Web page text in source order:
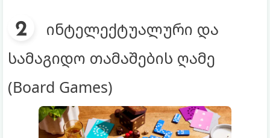
ინტელექტუალური და
სამაგიდო თამაშების ღამე
(Board Games)